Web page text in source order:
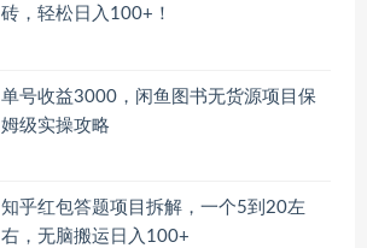
砖，轻松日入100+！
单号收益3000，闲鱼图书无货源项目保
姆级实操攻略
知乎红包答题项目拆解，一个5到20左
右，无脑搬运日入100+